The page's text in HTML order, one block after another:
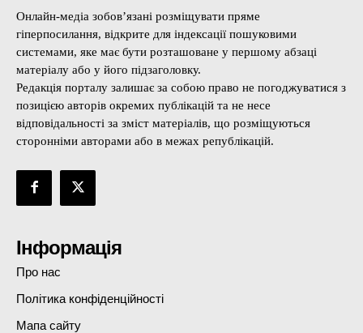
Онлайн-медіа зобов’язані розміщувати пряме
гіперпосилання, відкрите для індексації пошуковими
системами, яке має бути розташоване у першому абзаці
матеріалу або у його підзаголовку.
Редакція порталу залишає за собою право не погоджуватися з
позицією авторів окремих публікацій та не несе
відповідальності за зміст матеріалів, що розміщуються
сторонніми авторами або в межах републікацій.
Інформація
Про нас
Політика конфіденційності
Мапа сайту